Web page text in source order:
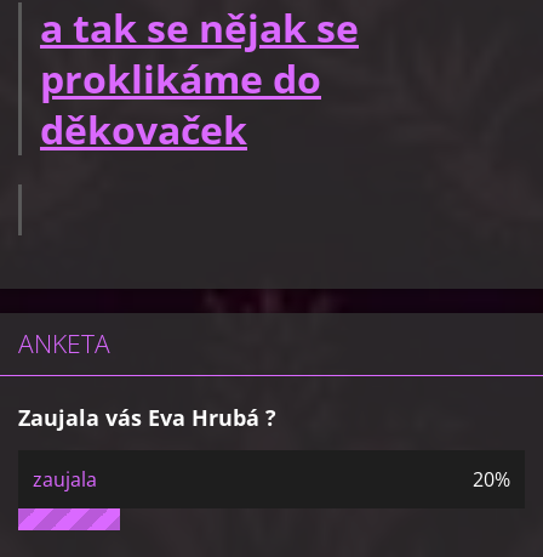
a tak se nějak se
proklikáme do
děkovaček
ANKETA
Zaujala vás Eva Hrubá ?
zaujala 20%